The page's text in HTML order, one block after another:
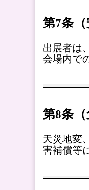
第7条（
出展者は
会場内で
第8条（
天災地変
害補償等